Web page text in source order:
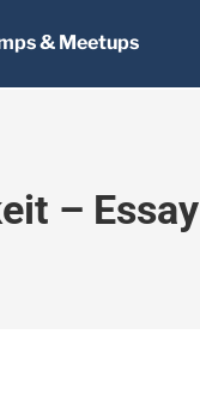
& Meetups
– Essay